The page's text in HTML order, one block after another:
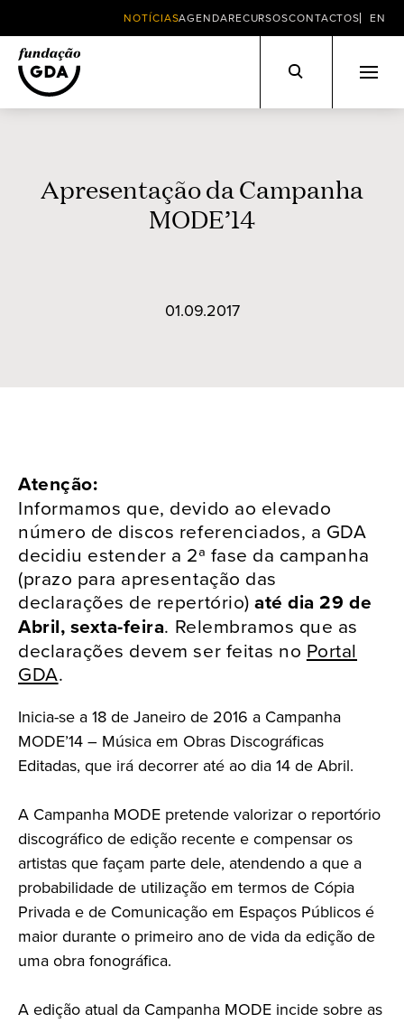
NOTÍCIASAGENDARECURSOSCONTACTOS EN
Apresentação da Campanha
MODE’14
01.09.2017
Atenção:
Informamos que, devido ao elevado
número de discos referenciados, a GDA
decidiu estender a 2ª fase da campanha
(prazo para apresentação das
declarações de repertório)até dia 29 de
Abril, sexta-feira. Relembramos que as
declarações devem ser feitas no Portal
GDA.
Inicia-se a 18 de Janeiro de 2016 a Campanha
MODE’14 – Música em Obras Discográficas
Editadas, que irá decorrer até ao dia 14 de Abril.
A Campanha MODE pretende valorizar o reportório
discográfico de edição recente e compensar os
artistas que façam parte dele, atendendo a que a
probabilidade de utilização em termos de Cópia
Privada e de Comunicação em Espaços Públicos é
maior durante o primeiro ano de vida da edição de
uma obra fonográfica.
A edição atual da Campanha MODE incide sobre as